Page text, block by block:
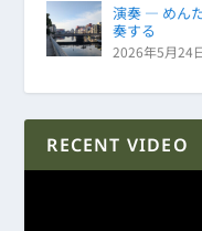
演奏 ― めん
奏する
2026年5月24
RECENT VIDEO